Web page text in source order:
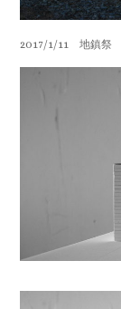
2017/1/11 地鎮祭